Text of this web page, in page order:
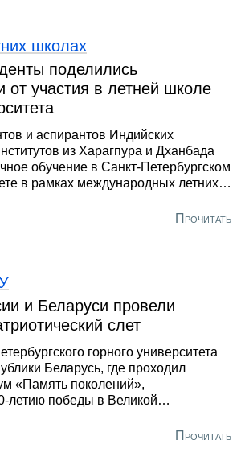
поделились
от участия в летней школе
и аспирантов Индийских
из Харагпура и Дханбада
обучение в Санкт-Петербургском
в рамках международных летних
в нефтегазовой отрасли и
Прочитать
и Беларуси провели
слет
горного университета
Беларусь, где проходил
«Память поколений»,
летию победы в Великой
университета в Союзное
Прочитать